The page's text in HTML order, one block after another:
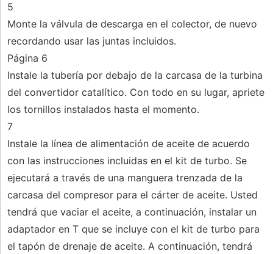
5
Monte la válvula de descarga en el colector, de nuevo
recordando usar las juntas incluidos.
Página 6
Instale la tubería por debajo de la carcasa de la turbina
del convertidor catalítico. Con todo en su lugar, apriete
los tornillos instalados hasta el momento.
7
Instale la línea de alimentación de aceite de acuerdo
con las instrucciones incluidas en el kit de turbo. Se
ejecutará a través de una manguera trenzada de la
carcasa del compresor para el cárter de aceite. Usted
tendrá que vaciar el aceite, a continuación, instalar un
adaptador en T que se incluye con el kit de turbo para
el tapón de drenaje de aceite. A continuación, tendrá